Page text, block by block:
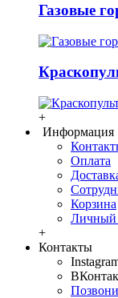
Газовые
+
Информация
Оплата
Корзина
Личный
+
Контакты